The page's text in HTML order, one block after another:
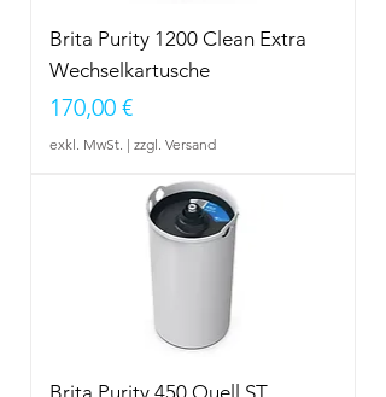
Brita Purity 1200 Clean Extra
Wechselkartusche
Preis
170,00 €
exkl. MwSt. | zzgl. Versand
Brita Purity 450 Quell ST